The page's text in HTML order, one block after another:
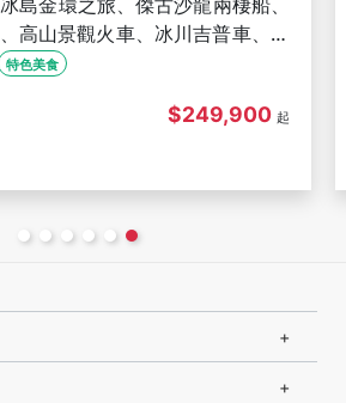
三峽灣、兩晚峽灣景觀房、聖壇岩
哈維拉遊輪、景觀火車、冰川吉普
飛特色美食
$338,900